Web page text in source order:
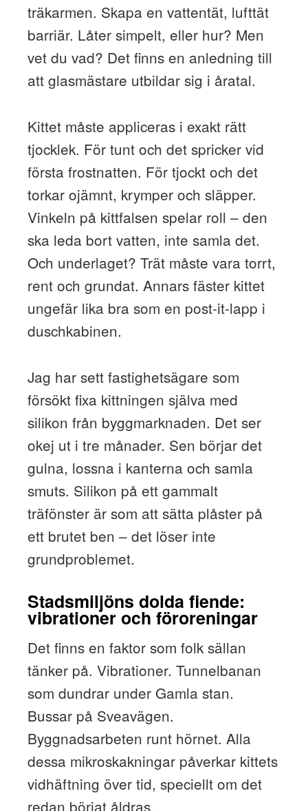
träkarmen. Skapa en vattentät, lufttät
barriär. Låter simpelt, eller hur? Men
vet du vad? Det finns en anledning till
att glasmästare utbildar sig i åratal.
Kittet måste appliceras i exakt rätt
tjocklek. För tunt och det spricker vid
första frostnatten. För tjockt och det
torkar ojämnt, krymper och släpper.
Vinkeln på kittfalsen spelar roll – den
ska leda bort vatten, inte samla det.
Och underlaget? Trät måste vara torrt,
rent och grundat. Annars fäster kittet
ungefär lika bra som en post-it-lapp i
duschkabinen.
Jag har sett fastighetsägare som
försökt fixa kittningen själva med
silikon från byggmarknaden. Det ser
okej ut i tre månader. Sen börjar det
gulna, lossna i kanterna och samla
smuts. Silikon på ett gammalt
träfönster är som att sätta plåster på
ett brutet ben – det löser inte
grundproblemet.
Stadsmiljöns dolda fiende:
vibrationer och föroreningar
Det finns en faktor som folk sällan
tänker på. Vibrationer. Tunnelbanan
som dundrar under Gamla stan.
Bussar på Sveavägen.
Byggnadsarbeten runt hörnet. Alla
dessa mikroskakningar påverkar kittets
vidhäftning över tid, speciellt om det
redan börjat åldras.